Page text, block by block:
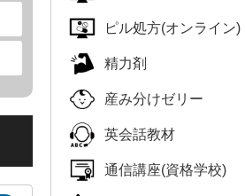
ピル処方(オンライン)
精力剤
産み分けゼリー
英会話教材
通信講座(資格学校)